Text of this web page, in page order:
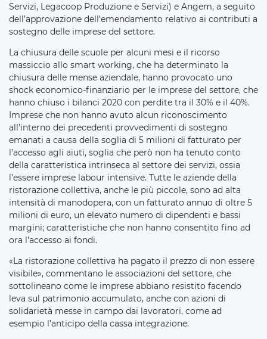
Servizi, Legacoop Produzione e Servizi) e Angem, a seguito
dell’approvazione dell’emendamento relativo ai contributi a
sostegno delle imprese del settore.
La chiusura delle scuole per alcuni mesi e il ricorso
massiccio allo smart working, che ha determinato la
chiusura delle mense aziendale, hanno provocato uno
shock economico-finanziario per le imprese del settore, che
hanno chiuso i bilanci 2020 con perdite tra il 30% e il 40%.
Imprese che non hanno avuto alcun riconoscimento
all’interno dei precedenti provvedimenti di sostegno
emanati a causa della soglia di 5 milioni di fatturato per
l’accesso agli aiuti, soglia che però non ha tenuto conto
della caratteristica intrinseca al settore dei servizi, ossia
l’essere imprese labour intensive. Tutte le aziende della
ristorazione collettiva, anche le più piccole, sono ad alta
intensità di manodopera, con un fatturato annuo di oltre 5
milioni di euro, un elevato numero di dipendenti e bassi
margini; caratteristiche che non hanno consentito fino ad
ora l’accesso ai fondi.
«La ristorazione collettiva ha pagato il prezzo di non essere
visibile», commentano le associazioni del settore, che
sottolineano come le imprese abbiano resistito facendo
leva sul patrimonio accumulato, anche con azioni di
solidarietà messe in campo dai lavoratori, come ad
esempio l’anticipo della cassa integrazione.